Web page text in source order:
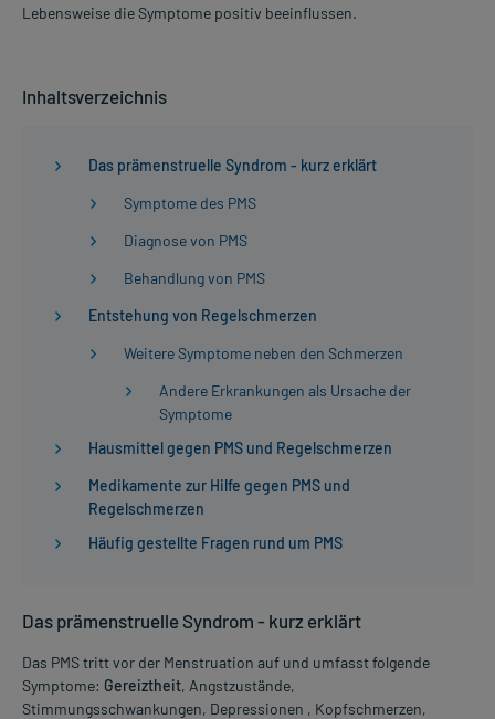
Lebensweise die Symptome positiv beeinflussen.
Inhaltsverzeichnis
Das prämenstruelle Syndrom - kurz erklärt
Symptome des PMS
Diagnose von PMS
Behandlung von PMS
Entstehung von Regelschmerzen
Weitere Symptome neben den Schmerzen
Andere Erkrankungen als Ursache der
Symptome
Hausmittel gegen PMS und Regelschmerzen
Medikamente zur Hilfe gegen PMS und
Regelschmerzen
Häufig gestellte Fragen rund um PMS
Das prämenstruelle Syndrom - kurz erklärt
Das PMS tritt vor der Menstruation auf und umfasst folgende
Symptome: Gereiztheit, Angstzustände,
Stimmungsschwankungen, Depressionen , Kopfschmerzen,